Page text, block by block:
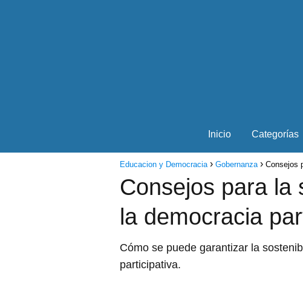
Inicio Categorías
Educacion y Democracia Gobernanza Consejos
Consejos para la
la democracia
Cómo se puede garantizar la
participativa.